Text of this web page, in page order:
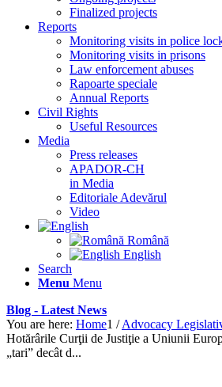
Finalized projects
Reports
Monitoring visits in police
Monitoring visits in prisons
Law enforcement abuses
Rapoarte speciale
Annual Reports
Civil Rights
Useful Resources
Media
Press releases
APADOR-CH
in Media
Editoriale Adevărul
Video
Română
English
Search
Menu Menu
Blog - Latest News
You are here: Home1 / Advocacy
Hotărârile Curţii de Justiţie a Uniunii
„tari” decât d...